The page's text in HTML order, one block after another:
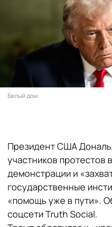
Белый дом
Президент США
участников протестов
демонстрации и
государственные
«помощь уже в пути».
соцсети Truth Social.